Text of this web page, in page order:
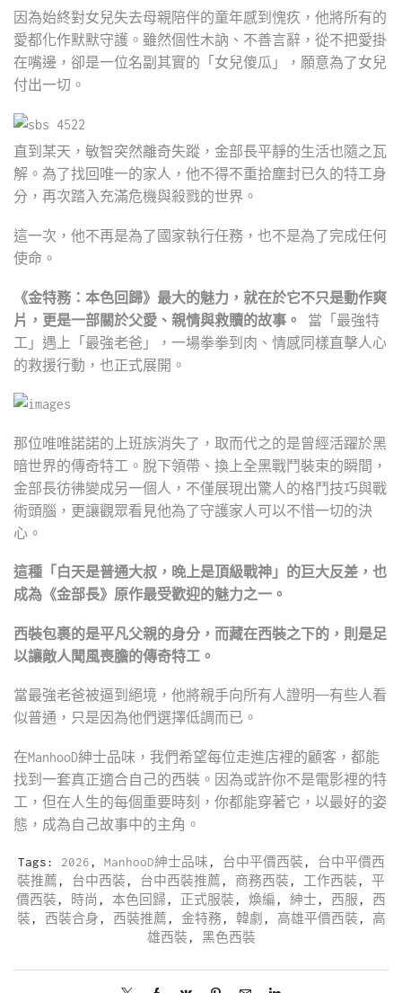
因為始終對女兒失去母親陪伴的童年感到愧疚，他將所有的
愛都化作默默守護。雖然個性木訥、不善言辭，從不把愛掛
在嘴邊，卻是一位名副其實的「女兒傻瓜」，願意為了女兒
付出一切。
直到某天，敏智突然離奇失蹤，金部長平靜的生活也隨之瓦
解。為了找回唯一的家人，他不得不重拾塵封已久的特工身
分，再次踏入充滿危機與殺戮的世界。
這一次，他不再是為了國家執行任務，也不是為了完成任何
使命。
《金特務：本色回歸》最大的魅力，就在於它不只是動作爽
片，更是一部關於父愛、親情與救贖的故事。
當「最強特
工」遇上「最強老爸」，一場拳拳到肉、情感同樣直擊人心
的救援行動，也正式展開。
那位唯唯諾諾的上班族消失了，取而代之的是曾經活躍於黑
暗世界的傳奇特工。脫下領帶、換上全黑戰鬥裝束的瞬間，
金部長彷彿變成另一個人，不僅展現出驚人的格鬥技巧與戰
術頭腦，更讓觀眾看見他為了守護家人可以不惜一切的決
心。
這種「白天是普通大叔，晚上是頂級戰神」的巨大反差，也
成為《金部長》原作最受歡迎的魅力之一。
西裝包裹的是平凡父親的身分，而藏在西裝之下的，則是足
以讓敵人聞風喪膽的傳奇特工。
當最強老爸被逼到絕境，他將親手向所有人證明——有些人看
似普通，只是因為他們選擇低調而已。
在ManhooD紳士品味，我們希望每位走進店裡的顧客，都能
找到一套真正適合自己的西裝。因為或許你不是電影裡的特
工，但在人生的每個重要時刻，你都能穿著它，以最好的姿
態，成為自己故事中的主角。
Tags: 2026, ManhooD紳士品味, 台中平價西裝, 台中平價西
裝推薦, 台中西裝, 台中西裝推薦, 商務西裝, 工作西裝, 平
價西裝, 時尚 , 本色回歸, 正式服裝, 煥編, 紳士, 西服, 西
裝, 西裝合身, 西裝推薦, 金特務, 韓劇 , 高雄平價西裝, 高
雄西裝, 黑色西裝